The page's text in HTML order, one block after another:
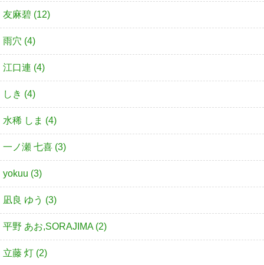
友麻碧 (12)
雨穴 (4)
江口連 (4)
しき (4)
水稀 しま (4)
一ノ瀬 七喜 (3)
yokuu (3)
凪良 ゆう (3)
平野 あお,SORAJIMA (2)
立藤 灯 (2)